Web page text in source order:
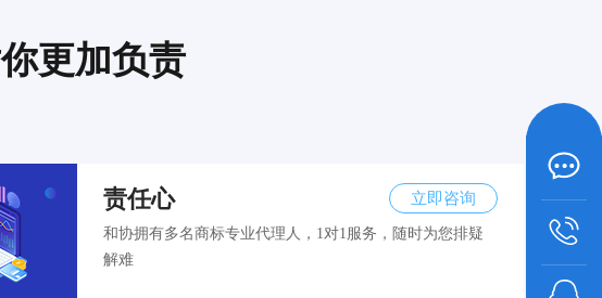
更加负责
责任心 立即咨询
和协拥有多名商标专业代理人，1对1服务，随时为您排疑
解难
咨询热